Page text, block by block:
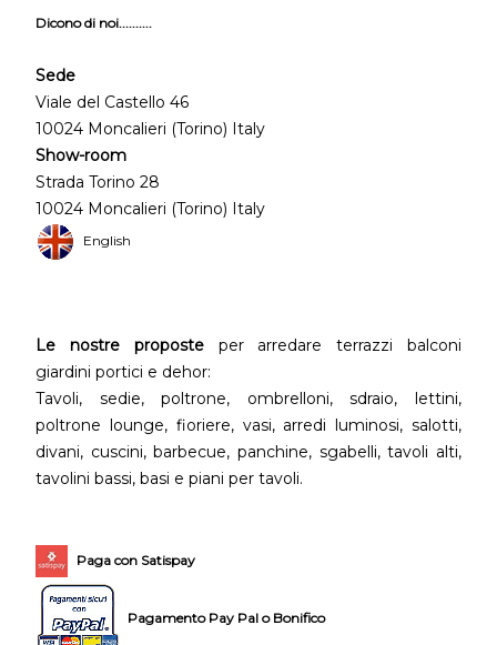
Dicono di noi..........
Sede
Viale del Castello 46
10024 Moncalieri (Torino) Italy
Show-room
Strada Torino 28
10024 Moncalieri (Torino) Italy
English
Le nostre proposteper arredare terrazzi balconi
giardini portici e dehor:
Tavoli, sedie, poltrone, ombrelloni, sdraio, lettini,
poltrone lounge, fioriere, vasi, arredi luminosi, salotti,
divani, cuscini, barbecue, panchine, sgabelli, tavoli alti,
tavolini bassi, basi e piani per tavoli.
Paga con Satispay
Pagamento Pay Pal o Bonifico